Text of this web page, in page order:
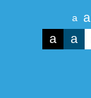
a a
a a